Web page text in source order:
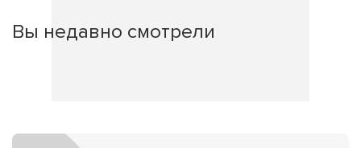
Вы недавно смотрели